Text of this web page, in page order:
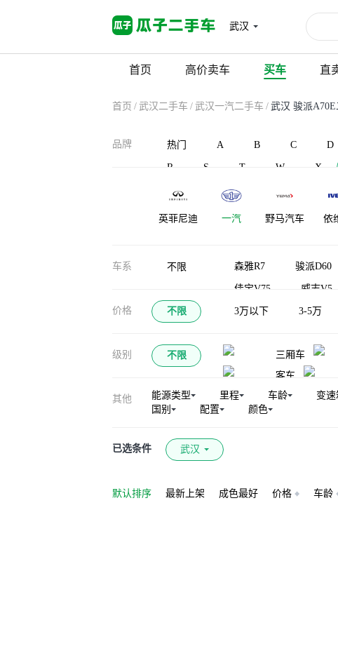
武汉
首页 高价卖车 买车 直
首页 / 武汉二手车 / 武汉一汽二手车 / 武汉 骏派
品牌 热门 A B C D
R S T W X
英菲尼迪 一汽 野马汽车 依
御捷 宇通客车 裕
车系 不限 森雅R7 骏派D60
佳宝V75 威志V5
佳宝V77 佳宝T50
坤程
价格 不限 3万以下 3-5万
级别 不限 三厢车
客车
其他 能源类型 里程 车龄 变速
国别
配置 颜色
已选条件 武汉
默认排序 最新上架 成色最好 价格 车龄